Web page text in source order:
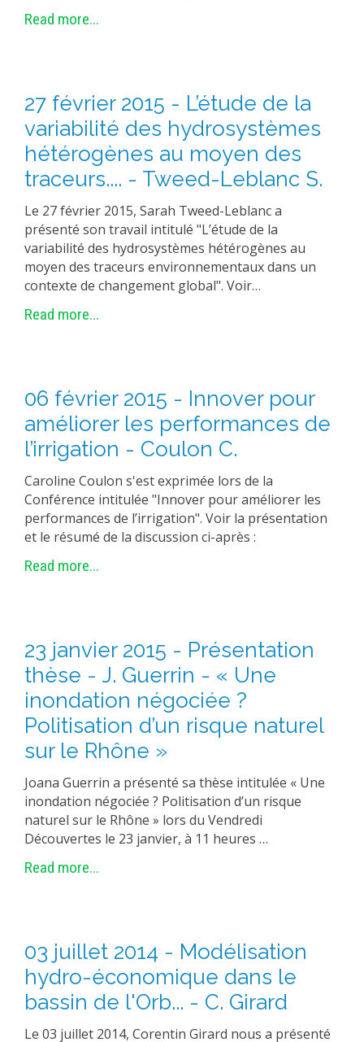
Read more...
27 février 2015 - L’étude de la
variabilité des hydrosystèmes
hétérogènes au moyen des
traceurs.... - Tweed-Leblanc S.
Le 27 février 2015, Sarah Tweed-Leblanc a
présenté son travail intitulé "L’étude de la
variabilité des hydrosystèmes hétérogènes au
moyen des traceurs environnementaux dans un
contexte de changement global". Voir…
Read more...
06 février 2015 - Innover pour
améliorer les performances de
l’irrigation - Coulon C.
Caroline Coulon s'est exprimée lors de la
Conférence intitulée "Innover pour améliorer les
performances de l’irrigation". Voir la présentation
et le résumé de la discussion ci-après :
Read more...
23 janvier 2015 - Présentation
thèse - J. Guerrin - « Une
inondation négociée ?
Politisation d’un risque naturel
sur le Rhône »
Joana Guerrin a présenté sa thèse intitulée « Une
inondation négociée ? Politisation d’un risque
naturel sur le Rhône » lors du Vendredi
Découvertes le 23 janvier, à 11 heures …
Read more...
03 juillet 2014 - Modélisation
hydro-économique dans le
bassin de l'Orb... - C. Girard
Le 03 juillet 2014, Corentin Girard nous a présenté